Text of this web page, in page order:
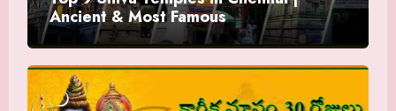
Ancient & Most Famous